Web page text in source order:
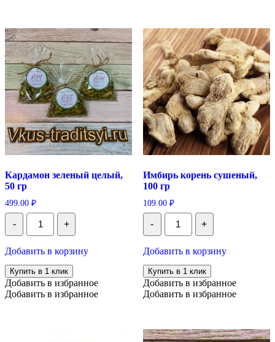
Кардамон зеленый целый,
50 гр
499.00 ₽
-
Количество
Кардамон
зеленый
50
гр
+
Добавить в корзину
Купить в 1 клик
Добавить в избранное
Добавить в избранное
Имбирь корень сушеный,
100 гр
109.00 ₽
-
Количество
Имбирь
корень
100
гр
+
Добавить в корзину
Купить в 1 клик
Добавить в избранное
Добавить в избранное